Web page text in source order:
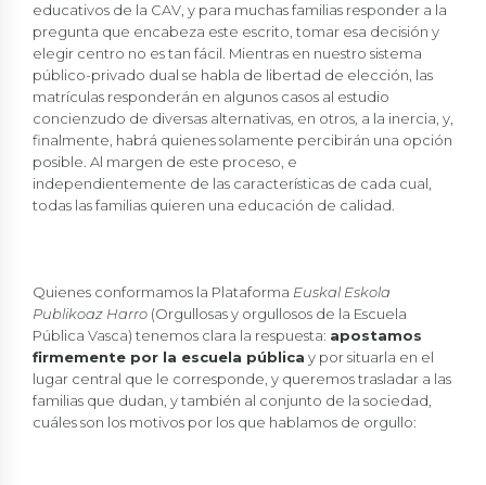
educativos de la CAV, y para muchas familias responder a la
pregunta que encabeza este escrito, tomar esa decisión y
elegir centro no es tan fácil. Mientras en nuestro sistema
público-privado dual se habla de libertad de elección, las
matrículas responderán en algunos casos al estudio
concienzudo de diversas alternativas, en otros, a la inercia, y,
finalmente, habrá quienes solamente percibirán una opción
posible. Al margen de este proceso, e
independientemente de las características de cada cual,
todas las familias quieren una educación de calidad.
Quienes conformamos la Plataforma Euskal Eskola
Publikoaz Harro (Orgullosas y orgullosos de la Escuela
Pública Vasca) tenemos clara la respuesta: apostamos
firmemente por la escuela pública y por situarla en el
lugar central que le corresponde, y queremos trasladar a las
familias que dudan, y también al conjunto de la sociedad,
cuáles son los motivos por los que hablamos de orgullo: